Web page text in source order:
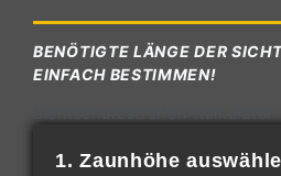
BENÖTIGTE LÄNGE DER
EINFACH BESTIMMEN!
1. Zaunhöhe